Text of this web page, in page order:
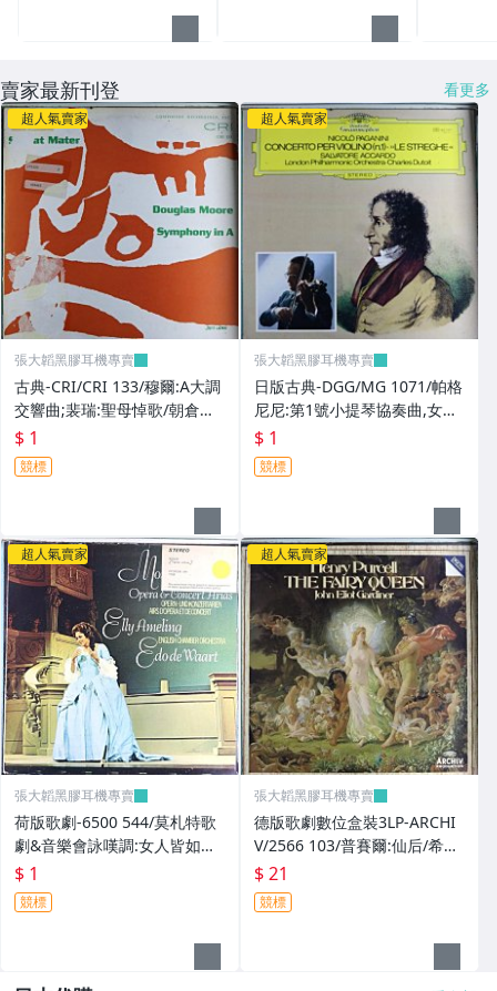
賣家最新刊登 看更多
超人氣賣家
張大韜黑膠耳機專賣
古典-CRI/CRI 133/穆爾:A大調
交響曲;裴瑞:聖母悼歌/朝倉真
紀子,次女高音/史崔克蘭-日本
愛樂交響
$ 1
競標
超人氣賣家
張大韜黑膠耳機專賣
日版古典-DGG/MG 1071/帕格
尼尼:第1號小提琴協奏曲,女巫
之舞/阿卡多,小提/杜特華-倫敦
愛樂
$ 1
競標
超人氣賣家
張大韜黑膠耳機專賣
荷版歌劇-6500 544/莫札特歌
劇&音樂會詠嘆調:女人皆如此,
等/艾梅林,女高,鮑德溫,鋼琴/迪
華特-英國室內樂團
$ 1
競標
超人氣賣家
張大韜黑膠耳機專賣
德版歌劇數位盒裝3LP-ARCHI
V/2566 103/普賽爾:仙后/希莉,
女高;潘洛斯,男高等/賈第納-英
國巴洛克獨
$ 21
競標